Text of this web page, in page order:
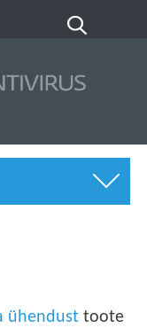
ühendust toote